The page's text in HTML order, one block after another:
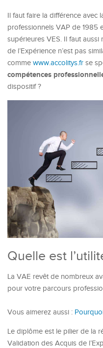
Il faut faire la différence avec
professionnels VAP de 1985
supérieures VES. Il faut
de l’Expérience n’est pas
comme www.accolitys.fr se
compétences
dispositif ?
Quelle est
La VAE revêt de nombreux
pour votre parcours
Vous aimerez aussi :
Le diplôme est le pilier de la
Validation des Acquis de